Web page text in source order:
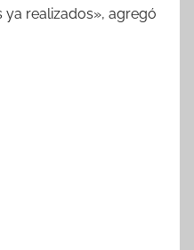
realizados», agregó